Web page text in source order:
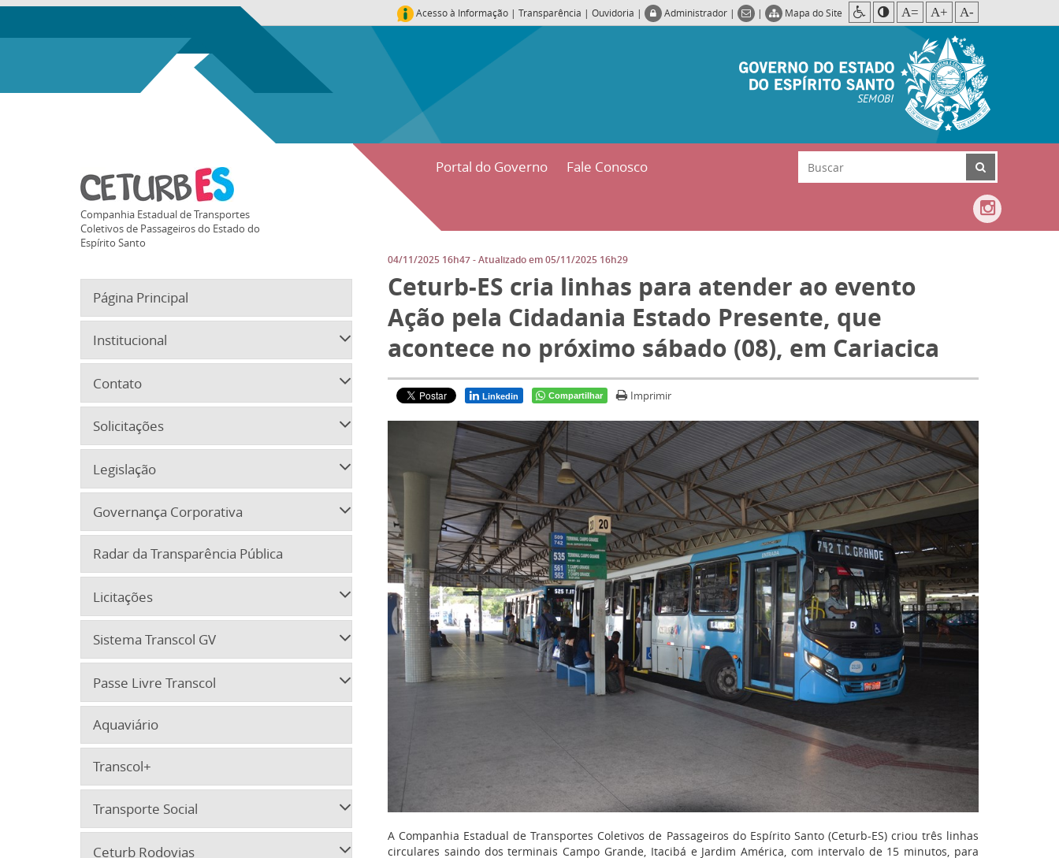
Acesso à Informação | Transparência | Ouvidoria | Administrador | | Mapa do Site A= A+ A-
SEMOBI
Portal do Governo Fale Conosco
Companhia Estadual de Transportes
Coletivos de Passageiros do Estado do
Espírito Santo
Página Principal
Institucional
Contato
Solicitações
Legislação
Governança Corporativa
Radar da Transparência Pública
Licitações
Sistema Transcol GV
Passe Livre Transcol
Aquaviário
Transcol+
Transporte Social
Ceturb Rodovias
04/11/2025 16h47- Atualizado em05/11/2025 16h29
Ceturb-ES cria linhas para atender ao evento
Ação pela Cidadania Estado Presente, que
acontece no próximo sábado (08), em Cariacica
Linkedin Compartilhar Imprimir
A Companhia Estadual de Transportes Coletivos de Passageiros do Espírito Santo (Ceturb-ES) criou três linhas
circulares saindo dos terminais Campo Grande, Itacibá e Jardim América, com intervalo de 15 minutos, para